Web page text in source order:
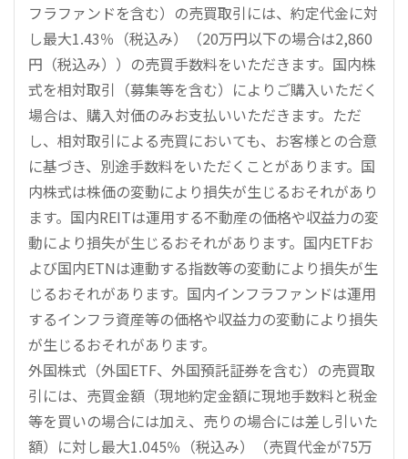
フラファンドを含む）の売買取引には、約定代金に対
し最大1.43％（税込み）（20万円以下の場合は2,860
円（税込み））の売買手数料をいただきます。国内株
式を相対取引（募集等を含む）によりご購入いただく
場合は、購入対価のみお支払いいただきます。ただ
し、相対取引による売買においても、お客様との合意
に基づき、別途手数料をいただくことがあります。国
内株式は株価の変動により損失が生じるおそれがあり
ます。国内REITは運用する不動産の価格や収益力の変
動により損失が生じるおそれがあります。国内ETFお
よび国内ETNは連動する指数等の変動により損失が生
じるおそれがあります。国内インフラファンドは運用
するインフラ資産等の価格や収益力の変動により損失
が生じるおそれがあります。
外国株式（外国ETF、外国預託証券を含む）の売買取
引には、売買金額（現地約定金額に現地手数料と税金
等を買いの場合には加え、売りの場合には差し引いた
額）に対し最大1.045％（税込み）（売買代金が75万